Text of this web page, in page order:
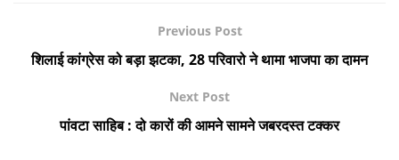
Previous Post
शिलाई कांग्रेस को बड़ा झटका, 28 परिवारो ने थामा भाजपा का दामन
Next Post
पांवटा साहिब : दो कारों की आमने सामने जबरदस्त टक्कर